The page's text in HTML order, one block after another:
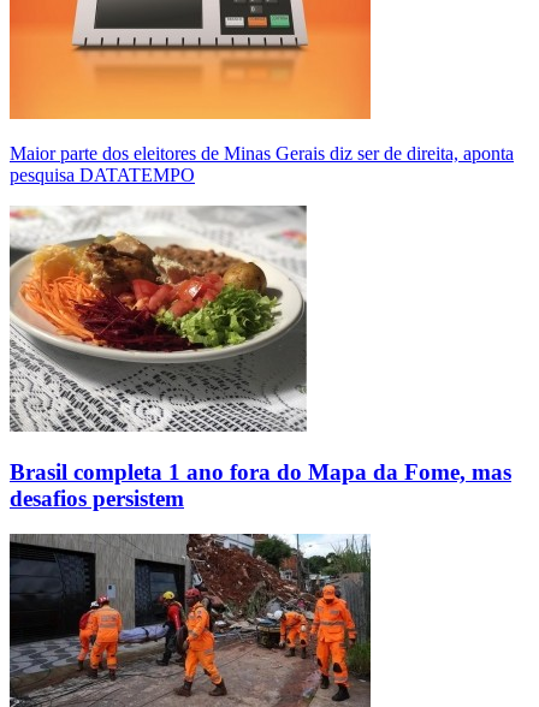
Maior parte dos eleitores de Minas Gerais diz ser de direita, aponta
pesquisa DATATEMPO
Brasil completa 1 ano fora do Mapa da Fome, mas
desafios persistem